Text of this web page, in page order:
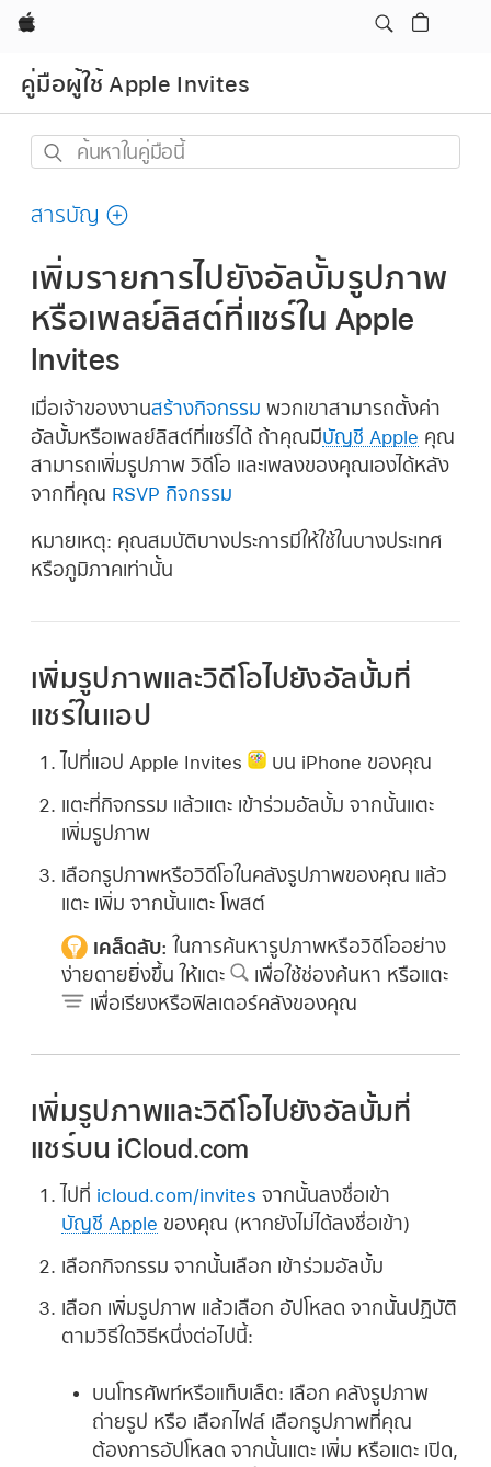
Apple
คู่มือผู้ใช้ Apple Invites
ค้นหา
คู่มือ
สารบัญ
เพิ่มรายการไปยังอัลบั้มรูปภาพ
หรือเพลย์ลิสต์ที่แชร์ใน Apple
Invites
เมื่อเจ้าของงานสร้างกิจกรรม พวกเขาสามารถตั้งค่า
อัลบั้มหรือเพลย์ลิสต์ที่แชร์ได้ ถ้าคุณมีบัญชี Apple คุณ
สามารถเพิ่มรูปภาพ วิดีโอ และเพลงของคุณเองได้หลัง
จากที่คุณ RSVP กิจกรรม
หมายเหตุ: คุณสมบัติบางประการมีให้ใช้ในบางประเทศ
หรือภูมิภาคเท่านั้น
เพิ่มรูปภาพและวิดีโอไปยังอัลบั้มที่
แชร์ในแอป
ไปที่แอป Apple Invites บน iPhone ของคุณ
แตะที่กิจกรรม แล้วแตะ เข้าร่วมอัลบั้ม จากนั้นแตะ
เพิ่มรูปภาพ
เลือกรูปภาพหรือวิดีโอในคลังรูปภาพของคุณ แล้ว
แตะ เพิ่ม จากนั้นแตะ โพสต์
เคล็ดลับ: ในการค้นหารูปภาพหรือวิดีโออย่าง
ง่ายดายยิ่งขึ้น ให้แตะ
เพื่อใช้ช่องค้นหา หรือแตะ
เพื่อเรียงหรือฟิลเตอร์คลังของคุณ
เพิ่มรูปภาพและวิดีโอไปยังอัลบั้มที่
แชร์บน iCloud.com
ไปที่ icloud.com/invites จากนั้นลงชื่อเข้า
บัญชี Apple ของคุณ (หากยังไม่ได้ลงชื่อเข้า)
เลือกกิจกรรม จากนั้นเลือก เข้าร่วมอัลบั้ม
เลือก เพิ่มรูปภาพ แล้วเลือก อัปโหลด จากนั้นปฏิบัติ
ตามวิธีใดวิธีหนึ่งต่อไปนี้:
บนโทรศัพท์หรือแท็บเล็ต: เลือก คลังรูปภาพ
ถ่ายรูป หรือ เลือกไฟล์ เลือกรูปภาพที่คุณ
ต้องการอัปโหลด จากนั้นแตะ เพิ่ม หรือแตะ เปิด,